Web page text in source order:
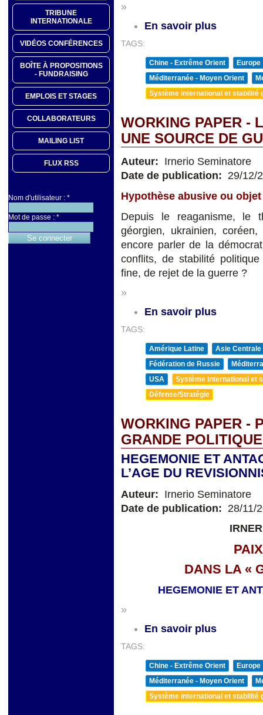
TRIBUNE
INTERNATIONALE
VIDÉOS CONFÉRENCES
BOÎTE À PROPOSITIONS
- FUNDRAISING
EMPLOIS ET STAGES
COLLABORATEURS
MAILING LIST
FLUX RSS
Nom d'utilisateur : *
Mot de passe : *
»
En savoir plus
TAGS:
Chine - Extrême Orient
Europe
Méditerranée - Moyen Orient
Système international et stabilité
WORKING PAPER -
UNE SOURCE DE
Auteur: Irnerio Seminatore
Date de publication: 29/12/
Hypothèse abusive ou
Depuis le reaganisme, le
géorgien, ukrainien,
encore parler de la
conflits, de stabilité
fine, de rejet de la guerre ?
»
En savoir plus
TAGS:
Amérique Latine
Asie Centrale
Fédération de Russie
USA
Système international et
Défense/Stratégie
WORKING PAPER -
GRANDE
HEGEMONIE ET
L’AGE DU
Auteur: Irnerio Seminatore
Date de publication: 28/11/
DANS LA «
HEGEMONIE ET
»
En savoir plus
TAGS:
Chine - Extrême Orient
Europe
Méditerranée - Moyen Orient
Système international et stabilité